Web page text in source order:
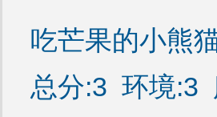
吃芒果的小熊
总分:3 环境:3